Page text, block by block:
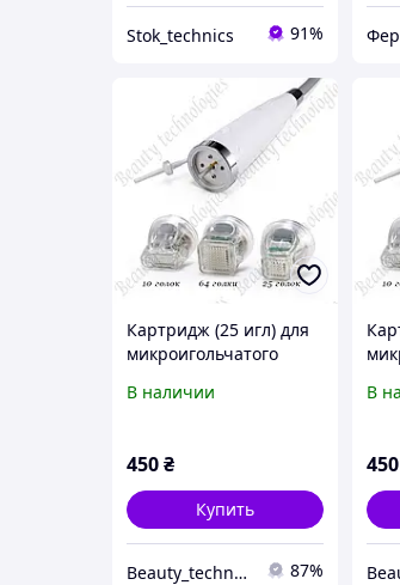
Stok_technics 91%
Картридж (25 игл) для
микроигольчатого
лифтинга
В наличии
450₴
Купить
Beauty_technologies_ 87%
В
450